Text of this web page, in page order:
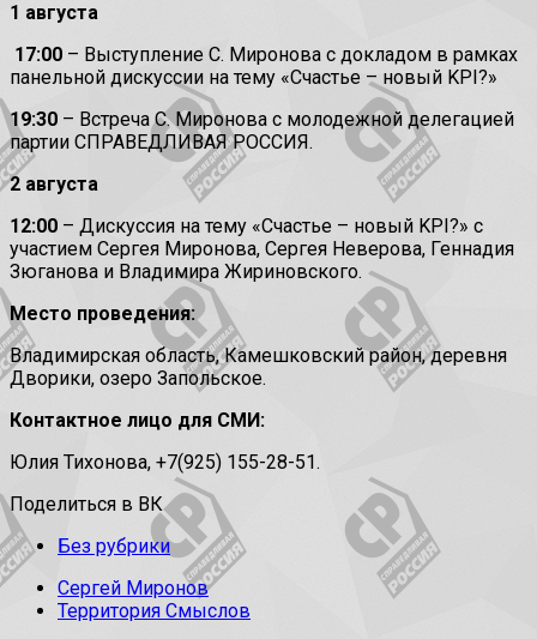
1 августа
17:00 – Выступление С. Миронова с докладом в рамках
панельной дискуссии на тему «Счастье – новый KPI?»
19:30 – Встреча С. Миронова с молодежной делегацией
партии СПРАВЕДЛИВАЯ РОССИЯ.
2 августа
12:00 – Дискуссия на тему «Счастье – новый KPI?» с
участием Сергея Миронова, Сергея Неверова, Геннадия
Зюганова и Владимира Жириновского.
Место проведения:
Владимирская область, Камешковский район, деревня
Дворики, озеро Запольское.
Контактное лицо для СМИ:
Юлия Тихонова, +7(925) 155-28-51.
Поделиться в ВК
Без рубрики
Сергей Миронов
Территория Смыслов